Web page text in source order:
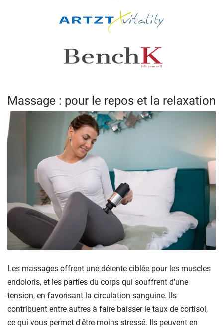
Massage : pour le repos et la relaxation
Les massages offrent une détente ciblée pour les muscles
endoloris, et les parties du corps qui souffrent d'une
tension, en favorisant la circulation sanguine. Ils
contribuent entre autres à faire baisser le taux de cortisol,
ce qui vous permet d'être moins stressé. Ils peuvent en